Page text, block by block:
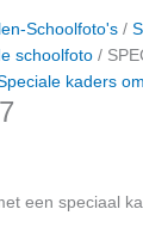
Schoolfoto's /
schoolfoto /
kaders
een speciaal